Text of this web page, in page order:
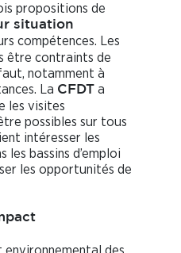
propositions de
situation
compétences. Les
être contraints de
notamment à
La C F DT
a
les visites
possibles sur tous
intéresser les
les bassins d’emploi
les opportunités de